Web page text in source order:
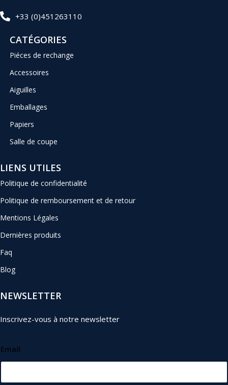
+33 (0)451263110
CATÉGORIES
Piéces de rechange
Accessoires
Aiguilles
Emballages
Papiers
Salle de coupe
LIENS UTILES
Politique de confidentialité
Politique de remboursement et de retour
Mentions Légales
Dernières produits
Faq
Blog
NEWSLETTER
Inscrivez-vous à notre newsletter
Email